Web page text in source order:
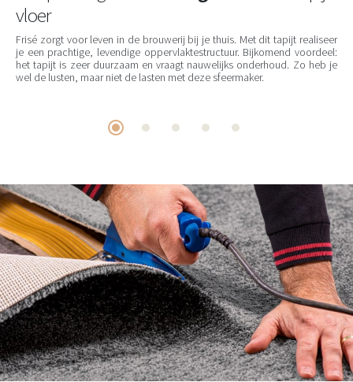
vloer
Frisé zorgt voor leven in de brouwerij bij je thuis. Met dit tapijt realiseer
je een prachtige, levendige oppervlaktestructuur. Bijkomend voordeel:
het tapijt is zeer duurzaam en vraagt nauwelijks onderhoud. Zo heb je
wel de lusten, maar niet de lasten met deze sfeermaker.